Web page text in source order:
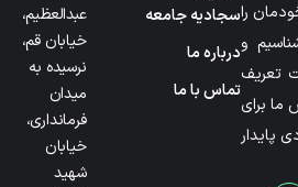
را
و
تعریف
ما برای
پایدار
سجادیه جامعه
درباره ما
تماس با ما
عبدالعظیم،
خیابان قم،
نرسیده به
میدان
فرمانداری،
خیابان
شهید